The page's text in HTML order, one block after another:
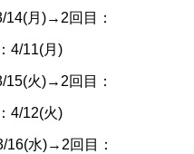
14(月)→2回目：
4/11(月)
15(火)→2回目：
4/12(火)
16(水)→2回目：